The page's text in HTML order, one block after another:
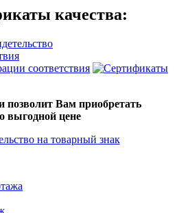
качества:
позволит Вам приобретать
выгодной цене